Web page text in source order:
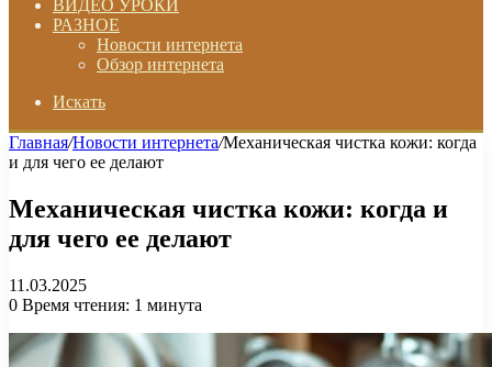
ВИДЕО УРОКИ
РАЗНОЕ
Новости интернета
Обзор интернета
Искать
Главная/Новости интернета/Механическая чистка кожи: когда
и для чего ее делают
Механическая чистка кожи: когда и
для чего ее делают
11.03.2025
0 Время чтения: 1 минута